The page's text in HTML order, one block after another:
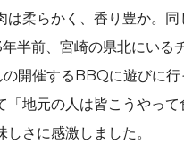
は柔らかく、香り豊か。
半前、宮崎の県北にいる
の開催するBBQに遊びに
「地元の人は皆こうやっ
しさに感激しました。